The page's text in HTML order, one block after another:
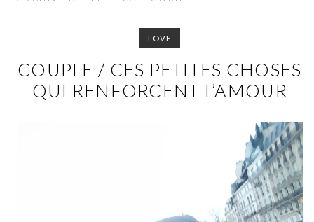
LOVE
COUPLE / CES PETITES CHOSES
QUI RENFORCENT L’AMOUR